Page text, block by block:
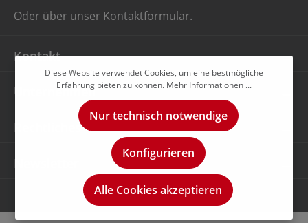
Oder über unser Kontaktformular.
Kontakt
Unternehmen
Rechtliches
Diese Website verwendet Cookies, um eine bestmögliche
Erfahrung bieten zu können. Mehr Informationen ...
Nur technisch notwendige
Konfigurieren
Alle Cookies akzeptieren